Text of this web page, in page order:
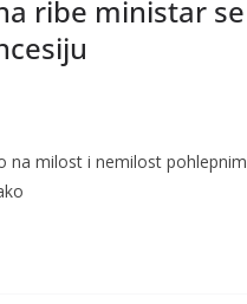
ribe ministar se
na milost i nemilost pohlepnim